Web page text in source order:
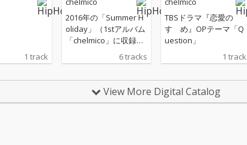
1 track
2016年の「Summer H
oliday」（1stアルバム
「chelmico」に収録）
以来、コンスタントに
夏をアップデートして
elmico、2024年最旬サ
マーソングだけを詰め
6 tracks
TBSドラマ『恋愛の
すゝめ』OPテーマ「Q
uestion」
1 track
View More Digital Catalog